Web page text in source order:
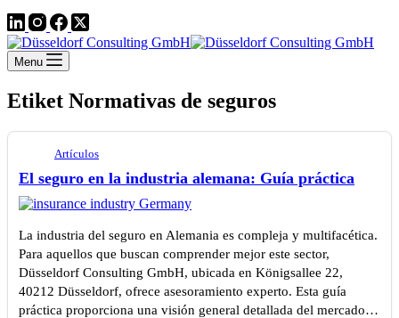
Menu
Etiket Normativas de seguros
Artículos
El seguro en la industria alemana: Guía práctica
La industria del seguro en Alemania es compleja y multifacética.
Para aquellos que buscan comprender mejor este sector,
Düsseldorf Consulting GmbH, ubicada en Königsallee 22,
40212 Düsseldorf, ofrece asesoramiento experto. Esta guía
práctica proporciona una visión general detallada del mercado…